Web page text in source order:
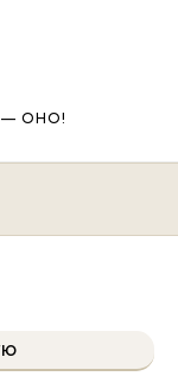
— ОНО!